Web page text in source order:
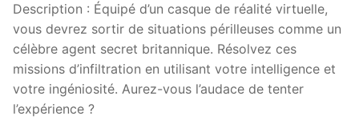
Description : Équipé d’un casque de réalité virtuelle,
vous devrez sortir de situations périlleuses comme un
célèbre agent secret britannique. Résolvez ces
missions d’infiltration en utilisant votre intelligence et
votre ingéniosité. Aurez-vous l’audace de tenter
l’expérience ?